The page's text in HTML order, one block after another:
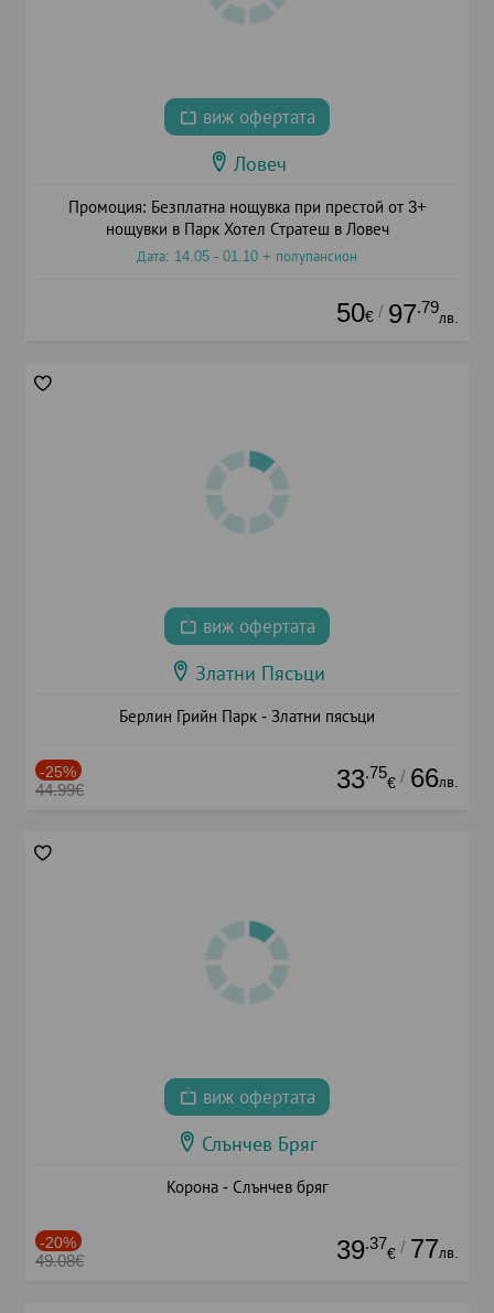
виж офертата
Ловеч
Промоция: Безплатна нощувка при престой от 3+
нощувки в Парк Хотел Стратеш в Ловеч
Дата: 14.05 - 01.10 + полупансион
50€ / 97.79
лв.
виж офертата
Златни Пясъци
Берлин Грийн Парк - Златни пясъци
-25%
44.99€ 33.75
€ / 66лв.
виж офертата
Слънчев Бряг
Корона - Слънчев бряг
-20%
49.08€ 39.37
€ / 77лв.